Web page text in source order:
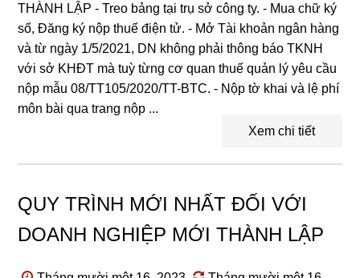
THÀNH LẬP - Treo bảng tại trụ sở công ty. - Mua chữ ký
số, Đăng ký nộp thuế điện tử. - Mở Tài khoản ngân hàng
và từ ngày 1/5/2021, DN không phải thông báo TKNH
với sở KHĐT mà tuỳ từng cơ quan thuế quản lý yêu cầu
nộp mẫu 08/TT105/2020/TT-BTC. - Nộp tờ khai và lệ phí
môn bài qua trang nộp ...
Xem chi tiết
QUY TRÌNH MỚI NHẤT ĐỐI VỚI
DOANH NGHIỆP MỚI THÀNH LẬP